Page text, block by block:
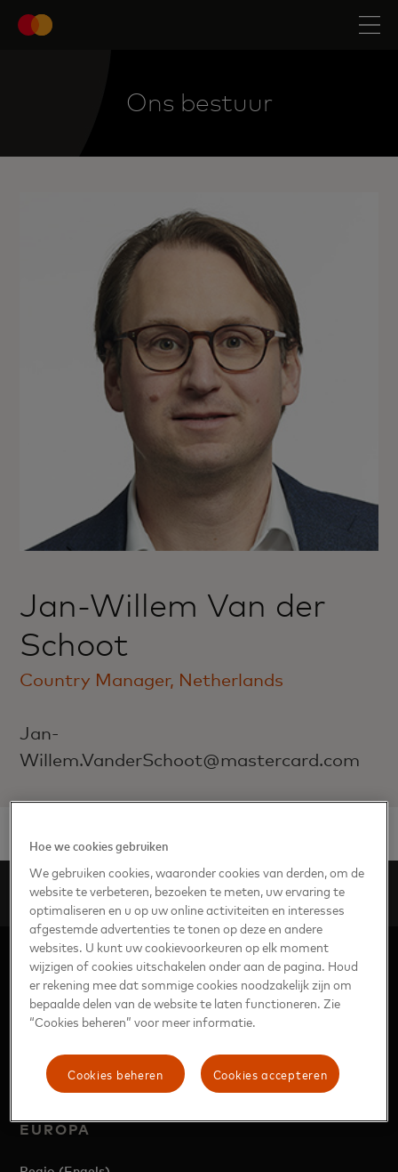
Ons bestuur
Jan-Willem Van der
Schoot
Country Manager, Netherlands
Jan-
Willem.VanderSchoot@mastercard.com
Europa Nieuwsredactie Ons bestuur
https://www.mastercard.com/news/europe/nl-be
EUROPA
Hoe we cookies gebruiken
We gebruiken cookies, waaronder cookies van derden, om de
website te verbeteren, bezoeken te meten, uw ervaring te
optimaliseren en u op uw online activiteiten en interesses
afgestemde advertenties te tonen op deze en andere
websites. U kunt uw cookievoorkeuren op elk moment
wijzigen of cookies uitschakelen onder aan de pagina. Houd
er rekening mee dat sommige cookies noodzakelijk zijn om
bepaalde delen van de website te laten functioneren. Zie
“Cookies beheren” voor meer informatie.
Cookies accepteren
Cookies beheren